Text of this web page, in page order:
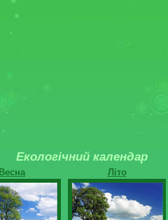
Екологічний календар
Весна Літо